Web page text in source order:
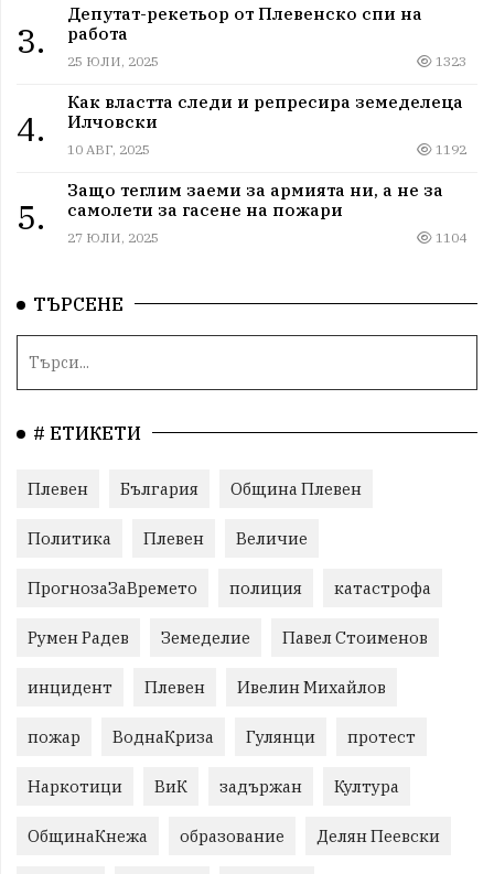
3.
Депутат-рекетьор от Плевенско спи на
работа
25 ЮЛИ, 2025 1323
4.
Как властта следи и репресира земеделеца
Илчовски
10 АВГ, 2025 1192
5.
Защо теглим заеми за армията ни, а не за
самолети за гасене на пожари
27 ЮЛИ, 2025 1104
ТЪРСЕНЕ
# ЕТИКЕТИ
Плевен България Община Плевен
Политика Плевен Величие
ПрогнозаЗаВремето полиция катастрофа
Румен Радев Земеделие Павел Стоименов
инцидент Плевен Ивелин Михайлов
пожар ВоднаКриза Гулянци протест
Наркотици ВиК задържан Култура
ОбщинаКнежа образование Делян Пеевски